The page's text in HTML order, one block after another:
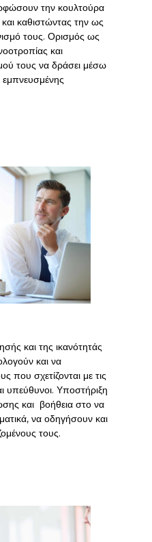
την κουλτούρα
και καθιστώντας την ως
τους. Ορισμός ως
και
τους να δράσει μέσω
εμπνευσμένης
και της ικανότητάς
και να
που σχετίζονται με τις
υπεύθυνοι. Υποστήριξη
και βοήθεια στο να
να οδηγήσουν και
τους.